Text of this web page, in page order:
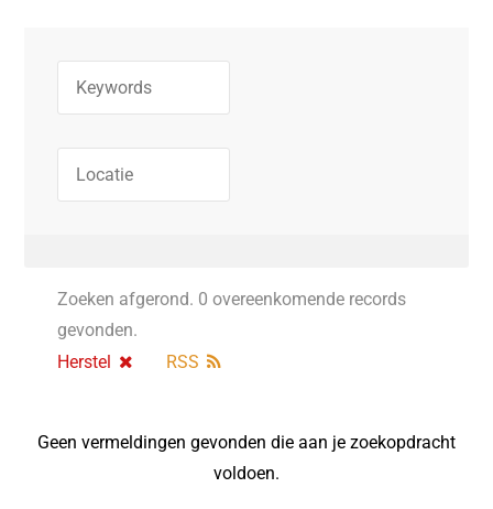
Zoeken afgerond. 0 overeenkomende records
gevonden.
Herstel
RSS
Geen vermeldingen gevonden die aan je zoekopdracht
voldoen.